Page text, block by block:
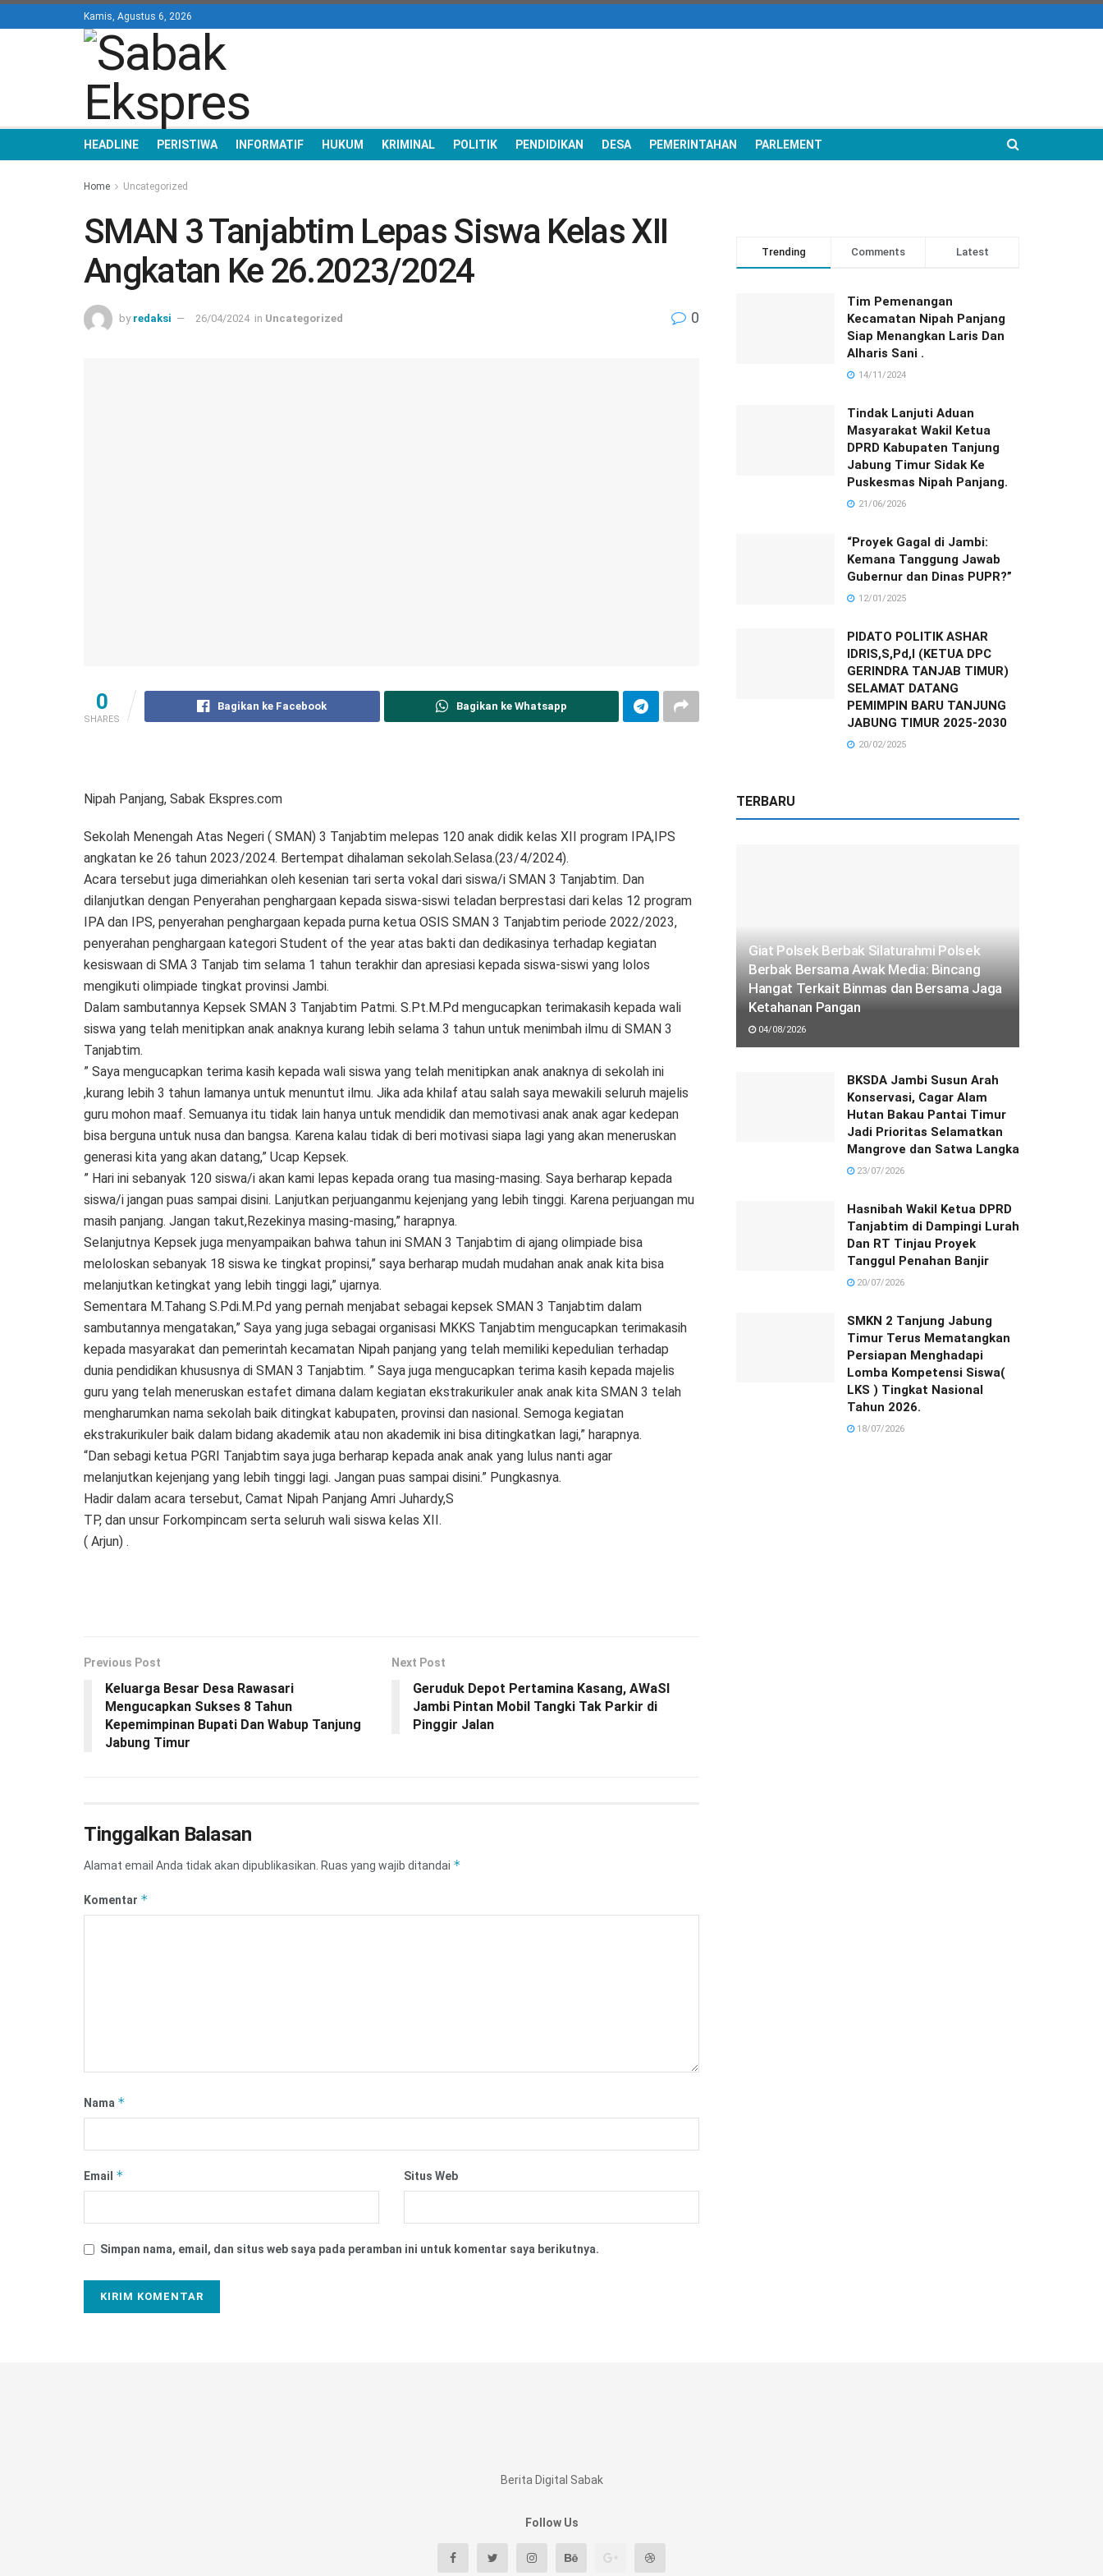
Kamis, Agustus 6, 2026
HEADLINE PERISTIWA INFORMATIF HUKUM KRIMINAL POLITIK PENDIDIKAN DESA PEMERINTAHAN PARLEMENT
Home Uncategorized
SMAN 3 Tanjabtim Lepas Siswa Kelas XII
Angkatan Ke 26.2023/2024
by redaksi 26/04/2024 in Uncategorized 0
0
SHARES
Bagikan ke Facebook Bagikan ke Whatsapp
Nipah Panjang, Sabak Ekspres.com
Sekolah Menengah Atas Negeri ( SMAN) 3 Tanjabtim melepas 120 anak didik kelas XII program IPA,IPS
angkatan ke 26 tahun 2023/2024. Bertempat dihalaman sekolah.Selasa.(23/4/2024).
Acara tersebut juga dimeriahkan oleh kesenian tari serta vokal dari siswa/i SMAN 3 Tanjabtim. Dan
dilanjutkan dengan Penyerahan penghargaan kepada siswa-siswi teladan berprestasi dari kelas 12 program
IPA dan IPS, penyerahan penghargaan kepada purna ketua OSIS SMAN 3 Tanjabtim periode 2022/2023,
penyerahan penghargaan kategori Student of the year atas bakti dan dedikasinya terhadap kegiatan
kesiswaan di SMA 3 Tanjab tim selama 1 tahun terakhir dan apresiasi kepada siswa-siswi yang lolos
mengikuti olimpiade tingkat provinsi Jambi.
Dalam sambutannya Kepsek SMAN 3 Tanjabtim Patmi. S.Pt.M.Pd mengucapkan terimakasih kepada wali
siswa yang telah menitipkan anak anaknya kurang lebih selama 3 tahun untuk menimbah ilmu di SMAN 3
Tanjabtim.
” Saya mengucapkan terima kasih kepada wali siswa yang telah menitipkan anak anaknya di sekolah ini
,kurang lebih 3 tahun lamanya untuk menuntut ilmu. Jika ada khilaf atau salah saya mewakili seluruh majelis
guru mohon maaf. Semuanya itu tidak lain hanya untuk mendidik dan memotivasi anak anak agar kedepan
bisa berguna untuk nusa dan bangsa. Karena kalau tidak di beri motivasi siapa lagi yang akan meneruskan
generasi kita yang akan datang,” Ucap Kepsek.
” Hari ini sebanyak 120 siswa/i akan kami lepas kepada orang tua masing-masing. Saya berharap kepada
siswa/i jangan puas sampai disini. Lanjutkan perjuanganmu kejenjang yang lebih tinggi. Karena perjuangan mu
masih panjang. Jangan takut,Rezekinya masing-masing,” harapnya.
Selanjutnya Kepsek juga menyampaikan bahwa tahun ini SMAN 3 Tanjabtim di ajang olimpiade bisa
meloloskan sebanyak 18 siswa ke tingkat propinsi,” saya berharap mudah mudahan anak anak kita bisa
melanjutkan ketingkat yang lebih tinggi lagi,” ujarnya.
Sementara M.Tahang S.Pdi.M.Pd yang pernah menjabat sebagai kepsek SMAN 3 Tanjabtim dalam
sambutannya mengatakan,” Saya yang juga sebagai organisasi MKKS Tanjabtim mengucapkan terimakasih
kepada masyarakat dan pemerintah kecamatan Nipah panjang yang telah memiliki kepedulian terhadap
dunia pendidikan khususnya di SMAN 3 Tanjabtim. ” Saya juga mengucapkan terima kasih kepada majelis
guru yang telah meneruskan estafet dimana dalam kegiatan ekstrakurikuler anak anak kita SMAN 3 telah
mengharumkan nama sekolah baik ditingkat kabupaten, provinsi dan nasional. Semoga kegiatan
ekstrakurikuler baik dalam bidang akademik atau non akademik ini bisa ditingkatkan lagi,” harapnya.
“Dan sebagi ketua PGRI Tanjabtim saya juga berharap kepada anak anak yang lulus nanti agar
melanjutkan kejenjang yang lebih tinggi lagi. Jangan puas sampai disini.” Pungkasnya.
Hadir dalam acara tersebut, Camat Nipah Panjang Amri Juhardy,S
TP, dan unsur Forkompincam serta seluruh wali siswa kelas XII.
( Arjun) .
Previous Post
Keluarga Besar Desa Rawasari
Mengucapkan Sukses 8 Tahun
Kepemimpinan Bupati Dan Wabup Tanjung
Jabung Timur
Next Post
Geruduk Depot Pertamina Kasang, AWaSI
Jambi Pintan Mobil Tangki Tak Parkir di
Pinggir Jalan
Tinggalkan Balasan
Alamat email Anda tidak akan dipublikasikan. Ruas yang wajib ditandai *
Komentar *
Nama *
Email * Situs Web
Simpan nama, email, dan situs web saya pada peramban ini untuk komentar saya berikutnya.
Trending Comments Latest
Tim Pemenangan
Kecamatan Nipah Panjang
Siap Menangkan Laris Dan
Alharis Sani .
14/11/2024
Tindak Lanjuti Aduan
Masyarakat Wakil Ketua
DPRD Kabupaten Tanjung
Jabung Timur Sidak Ke
Puskesmas Nipah Panjang.
21/06/2026
“Proyek Gagal di Jambi:
Kemana Tanggung Jawab
Gubernur dan Dinas PUPR?”
12/01/2025
PIDATO POLITIK ASHAR
IDRIS,S,Pd,I (KETUA DPC
GERINDRA TANJAB TIMUR)
SELAMAT DATANG
PEMIMPIN BARU TANJUNG
JABUNG TIMUR 2025-2030
20/02/2025
TERBARU
Giat Polsek Berbak Silaturahmi Polsek
Berbak Bersama Awak Media: Bincang
Hangat Terkait Binmas dan Bersama Jaga
Ketahanan Pangan
04/08/2026
BKSDA Jambi Susun Arah
Konservasi, Cagar Alam
Hutan Bakau Pantai Timur
Jadi Prioritas Selamatkan
Mangrove dan Satwa Langka
23/07/2026
Hasnibah Wakil Ketua DPRD
Tanjabtim di Dampingi Lurah
Dan RT Tinjau Proyek
Tanggul Penahan Banjir
20/07/2026
SMKN 2 Tanjung Jabung
Timur Terus Mematangkan
Persiapan Menghadapi
Lomba Kompetensi Siswa(
LKS ) Tingkat Nasional
Tahun 2026.
18/07/2026
Berita Digital Sabak
Follow Us